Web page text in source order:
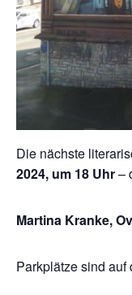
Die nächste
2024, um 18 Uhr–
Martina Kranke,
Parkplätze sind auf